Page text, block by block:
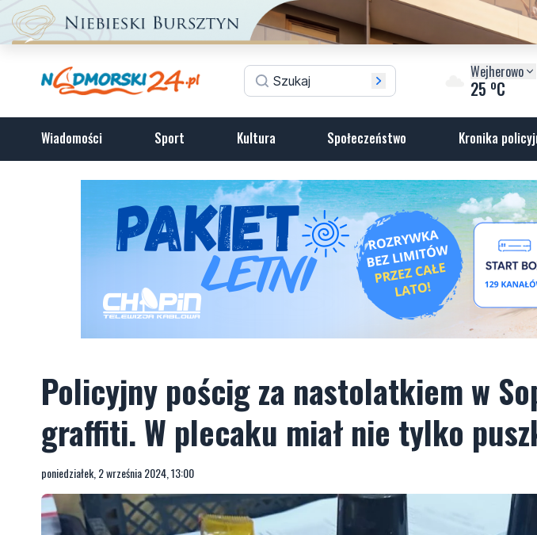
Wejherowo
25 oC
Wiadomości Sport Kultura Społeczeństwo Kronika
Policyjny pościg za nastolatkiem w
graffiti. W plecaku miał nie tylko
poniedziałek, 2 września 2024, 13:00